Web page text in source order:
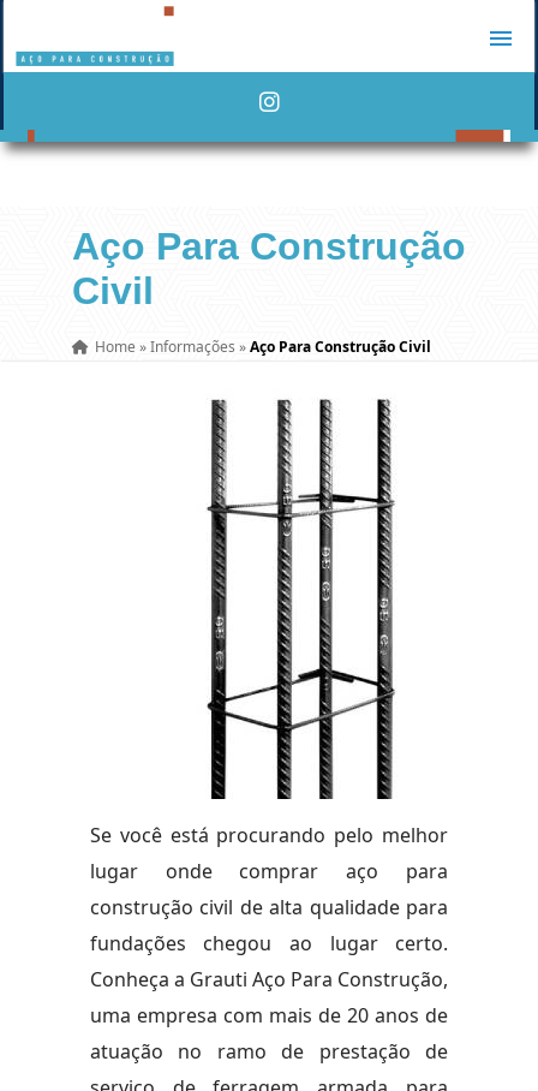
Aço Para Construção
Civil
Home »Informações »Aço Para Construção Civil
Se você está procurando pelo melhor
lugar onde comprar aço para
construção civil de alta qualidade para
fundações chegou ao lugar certo.
Conheça a Grauti Aço Para Construção,
uma empresa com mais de 20 anos de
atuação no ramo de prestação de